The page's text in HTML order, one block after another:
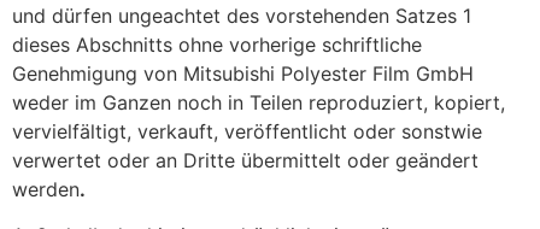
und dürfen ungeachtet des vorstehenden Satzes 1
dieses Abschnitts ohne vorherige schriftliche
Genehmigung von Mitsubishi Polyester Film GmbH
weder im Ganzen noch in Teilen reproduziert, kopiert,
vervielfältigt, verkauft, veröffentlicht oder sonstwie
verwertet oder an Dritte übermittelt oder geändert
werden.